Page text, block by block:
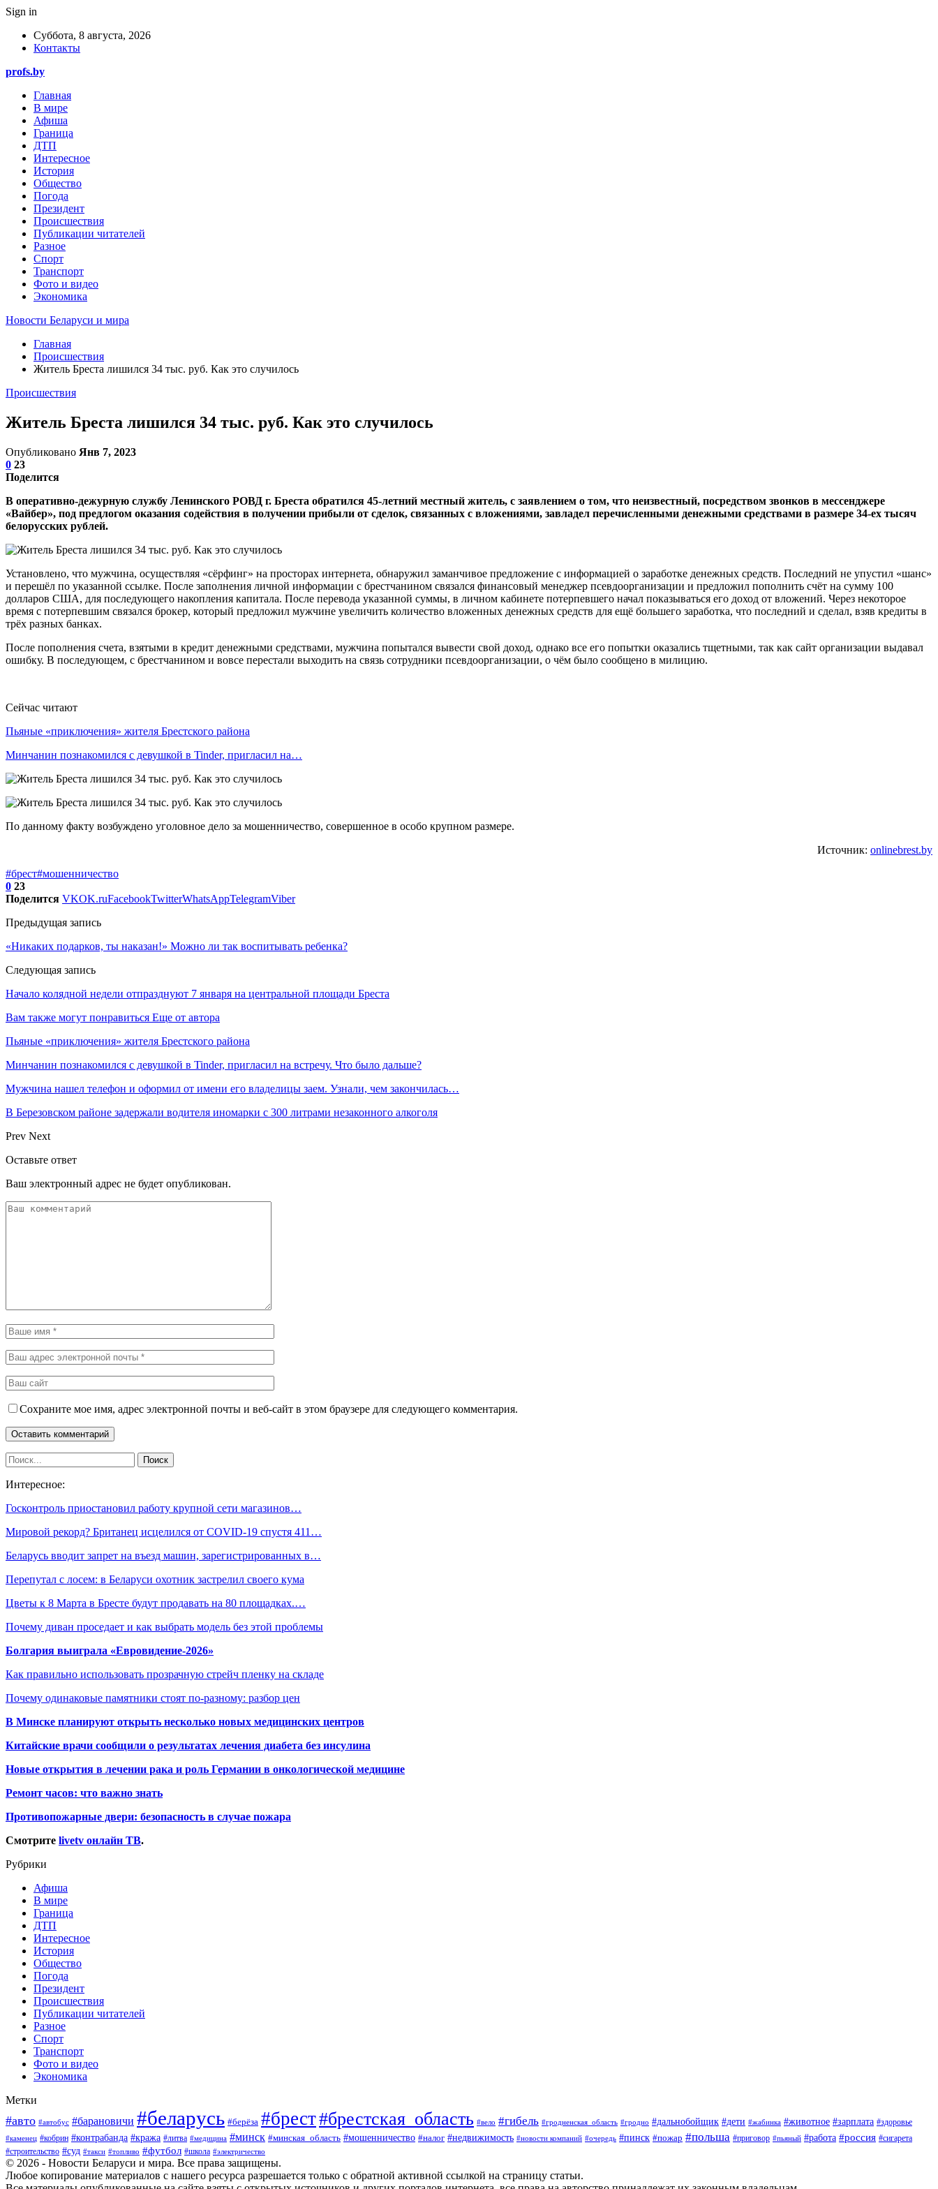
Sign in
Суббота, 8 августа, 2026
Контакты
profs.by
Главная
В мире
Афиша
Граница
ДТП
Интересное
История
Общество
Погода
Президент
Происшествия
Публикации читателей
Разное
Спорт
Транспорт
Фото и видео
Экономика
Новости Беларуси и мира
Главная
Происшествия
Житель Бреста лишился 34 тыс. руб. Как это случилось
Происшествия
Житель Бреста лишился 34 тыс. руб. Как это случилось
Опубликовано Янв 7, 2023
0 23
Поделится
В оперативно-дежурную службу Ленинского РОВД г. Бреста обратился 45-летний местный житель, с заявлением о том, что неизвестный, посредством звонков в мессенджере
«Вайбер», под предлогом оказания содействия в получении прибыли от сделок, связанных с вложениями, завладел перечисленными денежными средствами в размере 34-ех тысяч
белорусских рублей.
Установлено, что мужчина, осуществляя «сёрфинг» на просторах интернета, обнаружил заманчивое предложение с информацией о заработке денежных средств. Последний не упустил «шанс»
и перешёл по указанной ссылке. После заполнения личной информации с брестчанином связался финансовый менеджер псевдоорганизации и предложил пополнить счёт на сумму 100
долларов США, для последующего накопления капитала. После перевода указанной суммы, в личном кабинете потерпевшего начал показываться его доход от вложений. Через некоторое
время с потерпевшим связался брокер, который предложил мужчине увеличить количество вложенных денежных средств для ещё большего заработка, что последний и сделал, взяв кредиты в
трёх разных банках.
После пополнения счета, взятыми в кредит денежными средствами, мужчина попытался вывести свой доход, однако все его попытки оказались тщетными, так как сайт организации выдавал
ошибку. В последующем, с брестчанином и вовсе перестали выходить на связь сотрудники псевдоорганизации, о чём было сообщено в милицию.
Сейчас читают
Пьяные «приключения» жителя Брестского района
Минчанин познакомился с девушкой в Tinder, пригласил на…
По данному факту возбуждено уголовное дело за мошенничество, совершенное в особо крупном размере.
Источник: onlinebrest.by
#брест#мошенничество
0 23
Поделится VKOK.ruFacebookTwitterWhatsAppTelegramViber
Предыдущая запись
«Никаких подарков, ты наказан!» Можно ли так воспитывать ребенка?
Следующая запись
Начало колядной недели отпразднуют 7 января на центральной площади Бреста
Вам также могут понравиться Еще от автора
Пьяные «приключения» жителя Брестского района
Минчанин познакомился с девушкой в Tinder, пригласил на встречу. Что было дальше?
Мужчина нашел телефон и оформил от имени его владелицы заем. Узнали, чем закончилась…
В Березовском районе задержали водителя иномарки с 300 литрами незаконного алкоголя
Prev Next
Оставьте ответ
Ваш электронный адрес не будет опубликован.
Сохраните мое имя, адрес электронной почты и веб-сайт в этом браузере для следующего комментария.
Интересное:
Госконтроль приостановил работу крупной сети магазинов…
Мировой рекорд? Британец исцелился от COVID-19 спустя 411…
Беларусь вводит запрет на въезд машин, зарегистрированных в…
Перепутал с лосем: в Беларуси охотник застрелил своего кума
Цветы к 8 Марта в Бресте будут продавать на 80 площадках.…
Почему диван проседает и как выбрать модель без этой проблемы
Болгария выиграла «Евровидение-2026»
Как правильно использовать прозрачную стрейч пленку на складе
Почему одинаковые памятники стоят по-разному: разбор цен
В Минске планируют открыть несколько новых медицинских центров
Китайские врачи сообщили о результатах лечения диабета без инсулина
Новые открытия в лечении рака и роль Германии в онкологической медицине
Ремонт часов: что важно знать
Противопожарные двери: безопасность в случае пожара
Смотрите livetv онлайн ТВ.
Рубрики
Афиша
В мире
Граница
ДТП
Интересное
История
Общество
Погода
Президент
Происшествия
Публикации читателей
Разное
Спорт
Транспорт
Фото и видео
Экономика
Метки
#авто #автобус #барановичи #беларусь #берёза #брест#брестская_область #вело #гибель #гродненская_область #гродно #дальнобойщик #дети #жабинка #животное #зарплата #здоровье
#каменец #кобрин #контрабанда #кража #литва #медицина #минск #минская_область #мошенничество #налог #недвижимость #новости компаний #очередь #пинск #пожар #польша #приговор #пьяный #работа #россия #сигарета
#строительство #суд #такси #топливо #футбол #школа #электричество
© 2026 - Новости Беларуси и мира. Все права защищены.
Любое копирование материалов с нашего ресурса разрешается только с обратной активной ссылкой на страницу статьи.